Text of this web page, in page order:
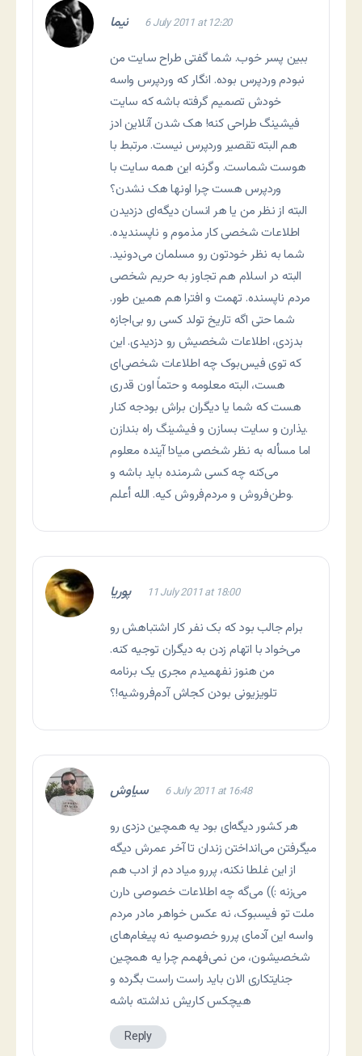
نیما 6 July 2011 at 12:20
ببین پسر خوب. شما گفتی طراح سایت من
نبودم وردپرس بوده. انگار که وردپرس واسه
خودش تصمیم گرفته باشه که سایت
فیشینگ طراحی کنه! هک شدن آنلاین ادز
هم البته تقصیر وردپرس نیست. مرتبط با
هوست شماست. وگرنه این همه سایت با
وردپرس هست چرا اونها هک نشدن؟
البته از نظر من یا هر انسان دیگه‌ای دزدیدن
اطلاعات شخصی کار مذموم و ناپسندیده.
شما به نظر خودتون رو مسلمان می‌دونید.
البته در اسلام هم تجاوز به حریم شخصی
مردم ناپسنده. تهمت و افترا هم همین طور.
شما حتی اگه تاریخ تولد کسی رو بی‌اجازه
بدزدی، اطلاعات شخصیش رو دزدیدی. این
که توی فیس‌بوک چه اطلاعات شخصی‌ای
هست، البته معلومه و حتماً اون قدری
هست که شما یا دیگران براش بودجه کنار
یذارن و سایت بسازن و فیشینگ راه بندازن.
اما مسأله به نظر شخصی میاد! آینده معلوم
می‌کنه چه کسی شرمنده باید باشه و
وطن‌فروش و مردم‌فروش کیه. الله أعلم.
پوریا 11 July 2011 at 18:00
برام جالب بود که بک نفر کار اشتباهش رو
می‌خواد با اتهام زدن به دیگران توجیه کنه.
من هنوز نفهمیدم مجری یک برنامه
تلویزیونی بودن کجاش آدم‌فروشیه!؟
سیاوش 6 July 2011 at 16:48
هر کشور دیگه‌ای بود یه همچین دزدی رو
میگرفتن می‌انداختن زندان تا آخر عمرش دیگه
از این غلطا نکنه، پررو میاد دم از ادب هم
می‌زنه :)) می‌گه چه اطلاعات خصوصی دارن
ملت تو فیسبوک، نه عکس خواهر مادر مردم
واسه این آدمای پررو خصوصیه نه پیغام‌های
شخصیشون، من نمی‌فهمم چرا یه همچین
جنایتکاری الان باید راست راست بگرده و
هیچکس کاریش نداشته باشه
Reply